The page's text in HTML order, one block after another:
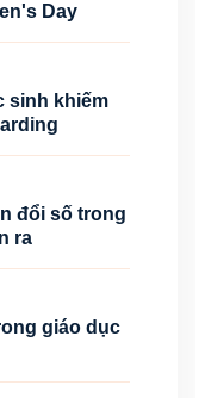
Day
sinh khiếm
đổi số trong
ra
giáo dục